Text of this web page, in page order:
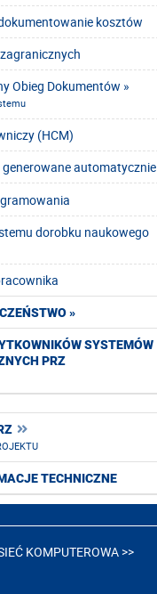
kosztów
Obieg Dokumentów »
(HCM)
generowane automatycznie
dorobku naukowego
»
SYSTEMÓW
PRZ
TECHNICZNE
KOMPUTEROWA >>